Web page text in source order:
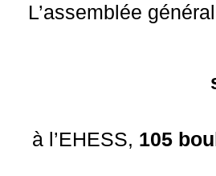
L’assemblée
à l’EHESS, 105